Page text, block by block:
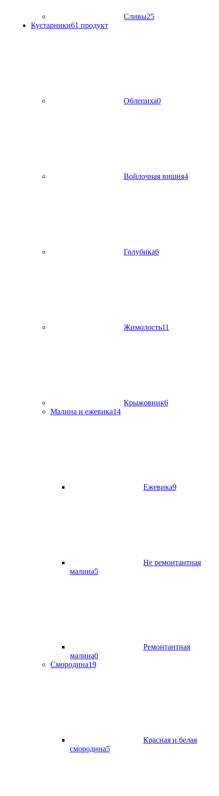
Сливы25
Кустарники61 продукт
Облепиха0
Войлочная вишня4
Голубика6
Жимолость11
Крыжовник6
Малина и ежевика14
Ежевика9
Не ремонтантная
малина5
Ремонтантная
малина0
Смородина19
Красная и белая
смородина5